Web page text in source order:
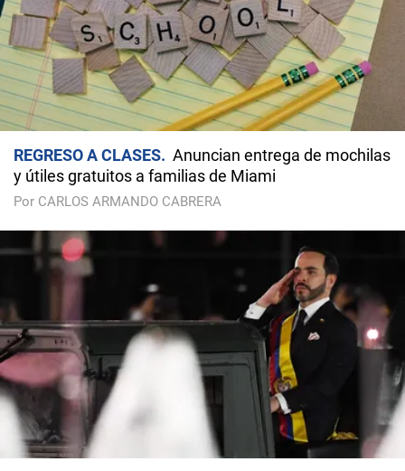
REGRESO A CLASES
Anuncian entrega de mochilas
y útiles gratuitos a familias de Miami
Por CARLOS ARMANDO CABRERA